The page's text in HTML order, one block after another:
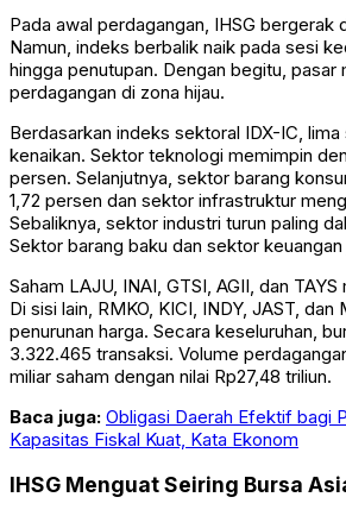
Pada awal perdagangan, IHSG bergerak
Namun, indeks berbalik naik pada sesi
hingga penutupan. Dengan begitu, pasar
perdagangan di zona hijau.
Berdasarkan indeks sektoral IDX-IC,
kenaikan. Sektor teknologi memimpin
persen. Selanjutnya, sektor barang
1,72 persen dan sektor infrastruktur
Sebaliknya, sektor industri turun paling
Sektor barang baku dan sektor
Saham LAJU, INAI, GTSI, AGII, dan
Di sisi lain, RMKO, KICI, INDY, JAST, dan
penurunan harga. Secara keseluruhan,
3.322.465 transaksi. Volume
miliar saham dengan nilai Rp27,48 triliun.
Baca juga: Obligasi Daerah Efektif bagi
Kapasitas Fiskal Kuat, Kata Ekonom
IHSG Menguat Seiring Bursa